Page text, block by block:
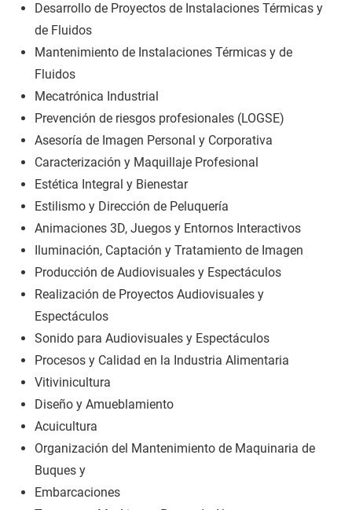
Desarrollo de Proyectos de Instalaciones Térmicas y
de Fluidos
Mantenimiento de Instalaciones Térmicas y de
Fluidos
Mecatrónica Industrial
Prevención de riesgos profesionales (LOGSE)
Asesoría de Imagen Personal y Corporativa
Caracterización y Maquillaje Profesional
Estética Integral y Bienestar
Estilismo y Dirección de Peluquería
Animaciones 3D, Juegos y Entornos Interactivos
Iluminación, Captación y Tratamiento de Imagen
Producción de Audiovisuales y Espectáculos
Realización de Proyectos Audiovisuales y
Espectáculos
Sonido para Audiovisuales y Espectáculos
Procesos y Calidad en la Industria Alimentaria
Vitivinicultura
Diseño y Amueblamiento
Acuicultura
Organización del Mantenimiento de Maquinaria de
Buques y
Embarcaciones